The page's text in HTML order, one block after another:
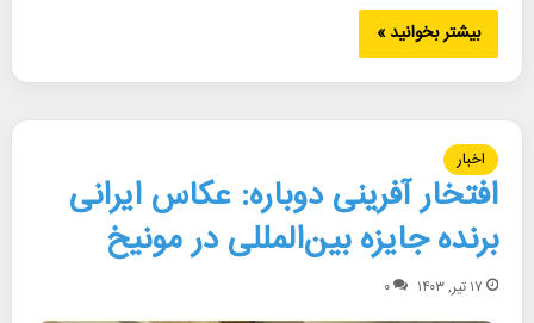
بیشتر بخوانید »
اخبار
افتخار آفرینی دوباره: عکاس ایرانی
برنده جایزه بین‌المللی در مونیخ
۱۷ تیر, ۱۴۰۳ ۰